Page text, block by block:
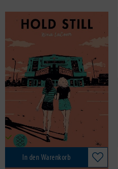
Lacour, Nina
Hold still
FISCHER Sauerländer, 2024
9,90 €
Versandkostenfrei in DE
In den Warenkorb